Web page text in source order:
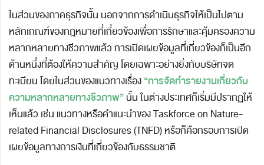
ในส่วนของภาคธุรกิจนั้น นอกจากการดำเนินธุรกิจให้เป็นไปตาม
หลักเกณฑ์ของกฎหมายที่เกี่ยวข้องเพื่อการรักษาและคุ้มครองความ
หลากหลายทางชีวภาพแล้ว การเปิดเผยข้อมูลที่เกี่ยวข้องก็เป็นอีก
ด้านหนึ่งที่ต้องให้ความสำคัญ โดยเฉพาะอย่างยิ่งกับบริษัทจด
ทะเบียน โดยในส่วนของแนวทางเรื่อง“การจัดทำรายงานเกี่ยวกับ
ความหลากหลายทางชีวภาพ”นั้น ในต่างประเทศก็เริ่มมีปรากฏให้
เห็นแล้ว เช่น แนวทางหรือคำแนะนำของ Taskforce on Nature-
related Financial Disclosures (TNFD) หรือก็คือกรอบการเปิด
เผยข้อมูลทางการเงินที่เกี่ยวข้องกับธรรมชาติ